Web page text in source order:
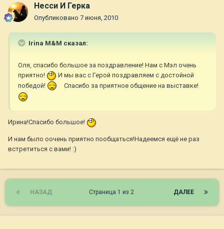
Несси И Герка
Опубликовано 7 июня, 2010
Irina M&M сказал:
Оля, спасибо большое за поздравление! Нам с Мэл очень
приятно!
И мы вас с Герой поздравляем с достойной
победой!
Спасибо за приятное общение на выставке!
Ирина!Спасибо большое!
И нам было оочень приятно пообщаться!Надеемся ещё не раз
встретиться с вами! :)
НАЗАД ДАЛЕЕ
Страница 1 из 2